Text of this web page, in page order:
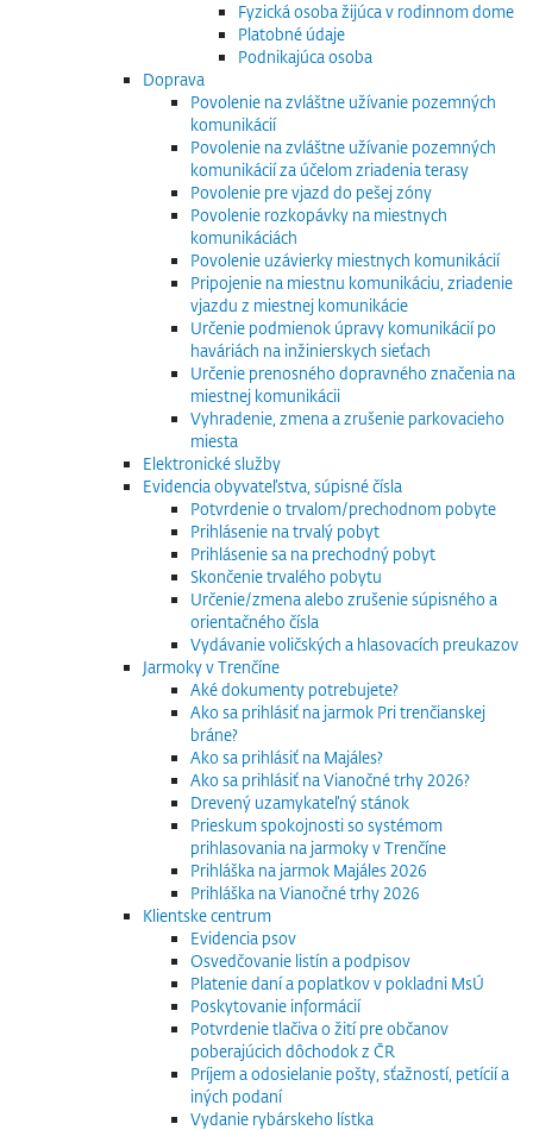
Fyzická osoba žijúca v rodinnom dome
Platobné údaje
Podnikajúca osoba
Doprava
Povolenie na zvláštne užívanie pozemných
komunikácií
Povolenie na zvláštne užívanie pozemných
komunikácií za účelom zriadenia terasy
Povolenie pre vjazd do pešej zóny
Povolenie rozkopávky na miestnych
komunikáciách
Povolenie uzávierky miestnych komunikácií
Pripojenie na miestnu komunikáciu, zriadenie
vjazdu z miestnej komunikácie
Určenie podmienok úpravy komunikácií po
haváriách na inžinierskych sieťach
Určenie prenosného dopravného značenia na
miestnej komunikácii
Vyhradenie, zmena a zrušenie parkovacieho
miesta
Elektronické služby
Evidencia obyvateľstva, súpisné čísla
Potvrdenie o trvalom/prechodnom pobyte
Prihlásenie na trvalý pobyt
Prihlásenie sa na prechodný pobyt
Skončenie trvalého pobytu
Určenie/zmena alebo zrušenie súpisného a
orientačného čísla
Vydávanie voličských a hlasovacích preukazov
Jarmoky v Trenčíne
Aké dokumenty potrebujete?
Ako sa prihlásiť na jarmok Pri trenčianskej
bráne?
Ako sa prihlásiť na Majáles?
Ako sa prihlásiť na Vianočné trhy 2026?
Drevený uzamykateľný stánok
Prieskum spokojnosti so systémom
prihlasovania na jarmoky v Trenčíne
Prihláška na jarmok Majáles 2026
Prihláška na Vianočné trhy 2026
Klientske centrum
Evidencia psov
Osvedčovanie listín a podpisov
Platenie daní a poplatkov v pokladni MsÚ
Poskytovanie informácií
Potvrdenie tlačiva o žití pre občanov
poberajúcich dôchodok z ČR
Príjem a odosielanie pošty, sťažností, petícií a
iných podaní
Vydanie rybárskeho lístka